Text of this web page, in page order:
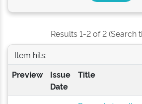
Results 1-2 of 2 (Search
Item hits:
Preview
Issue
Date
Title